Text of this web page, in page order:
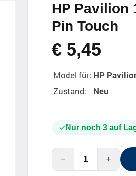
HP Pavilion
Pin Touch
€5,45
Model für: HP
Zustand: Neu
Nur noch 3 auf
− +